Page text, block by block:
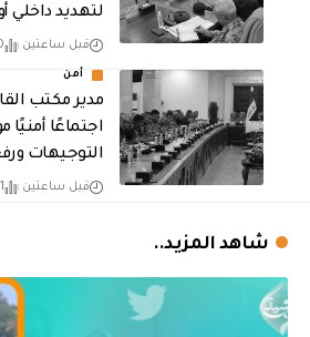
لتهديد داخلي
قبل ساعتين
أمن
مدير مكتب
اجتماعًا
التوجيهات
قبل ساعتين 11
شاهد المزيد..